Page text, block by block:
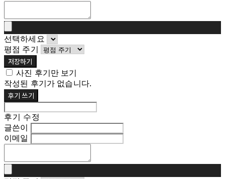
선택하세요
평점 주기
저장하기
사진 후기만 보기
작성된 후기가 없습니다.
후기 쓰기
후기 수정
글쓴이
이메일